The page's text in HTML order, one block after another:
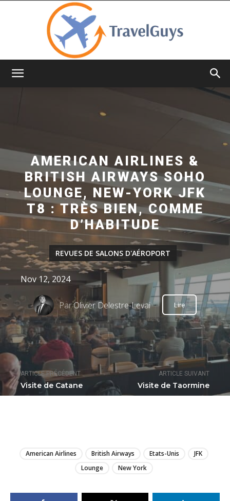
ARTICLE PRÉCÉDENT
Visite de Catane
ARTICLE SUIVANT
Visite de Taormine
AMERICAN AIRLINES &
BRITISH AIRWAYS SOHO
LOUNGE, NEW-YORK JFK
T8 : TRÈS BIEN, COMME
D’HABITUDE
REVUES DE SALONS D'AÉROPORT
Nov 12, 2024
ParOlivier Delestre-Levai Lire
American Airlines British Airways Etats-Unis
JFK
Lounge
New York